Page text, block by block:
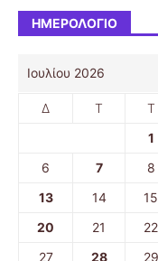
ΗΜΕΡΟΛΌΓΙΟ
Ιουλίου 2026
Δ Τ Τ
1
6
7 8
13
14 15
20
21 22
27
28 29